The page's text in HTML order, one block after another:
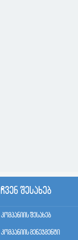
ჩვენ შესახებ
კომპანიის შესახებ
კომპანიის მენეჯმენტი